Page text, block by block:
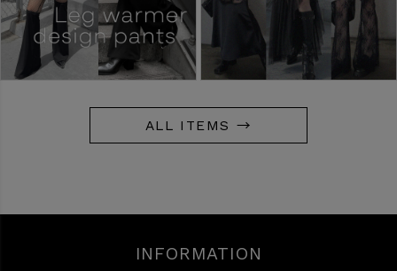
ALL ITEMS →
INFORMATION